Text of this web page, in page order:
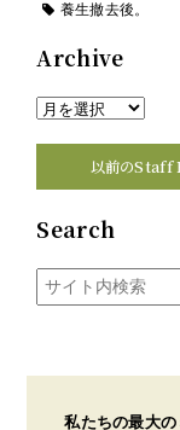
養生撤去後。
Archive
以前のStaff
Search
私たちの最大